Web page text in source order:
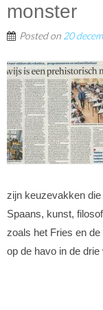
monster
Posted on 20
zijn keuzevakken
Spaans, kunst,
zoals het Fries en
op de havo in de